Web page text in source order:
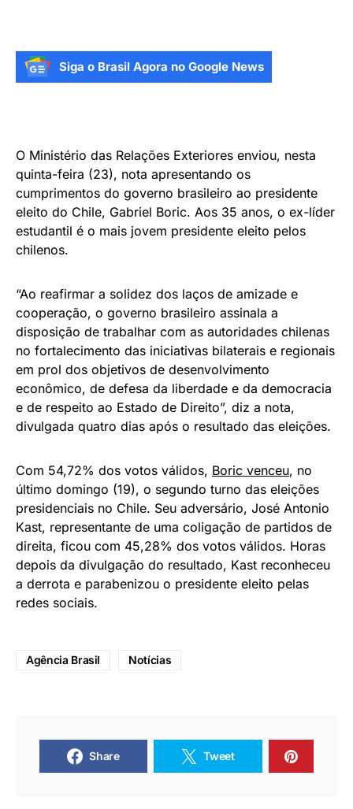
Siga o Brasil Agora no Google News
O Ministério das Relações Exteriores enviou, nesta
quinta-feira (23), nota apresentando os
cumprimentos do governo brasileiro ao presidente
eleito do Chile, Gabriel Boric. Aos 35 anos, o ex-líder
estudantil é o mais jovem presidente eleito pelos
chilenos.
“Ao reafirmar a solidez dos laços de amizade e
cooperação, o governo brasileiro assinala a
disposição de trabalhar com as autoridades chilenas
no fortalecimento das iniciativas bilaterais e regionais
em prol dos objetivos de desenvolvimento
econômico, de defesa da liberdade e da democracia
e de respeito ao Estado de Direito”, diz a nota,
divulgada quatro dias após o resultado das eleições.
Com 54,72% dos votos válidos, Boric venceu, no
último domingo (19), o segundo turno das eleições
presidenciais no Chile. Seu adversário, José Antonio
Kast, representante de uma coligação de partidos de
direita, ficou com 45,28% dos votos válidos. Horas
depois da divulgação do resultado, Kast reconheceu
a derrota e parabenizou o presidente eleito pelas
redes sociais.
Agência Brasil Notícias
Share Tweet